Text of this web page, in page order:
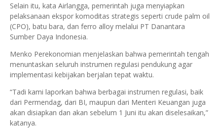
Selain itu, kata Airlangga, pemerintah juga menyiapkan
pelaksanaan ekspor komoditas strategis seperti crude palm oil
(CPO), batu bara, dan ferro alloy melalui PT Danantara
Sumber Daya Indonesia.
Menko Perekonomian menjelaskan bahwa pemerintah tengah
menuntaskan seluruh instrumen regulasi pendukung agar
implementasi kebijakan berjalan tepat waktu.
“Tadi kami laporkan bahwa berbagai instrumen regulasi, baik
dari Permendag, dari BI, maupun dari Menteri Keuangan juga
akan disiapkan dan akan sebelum 1 Juni itu akan diselesaikan,”
katanya.